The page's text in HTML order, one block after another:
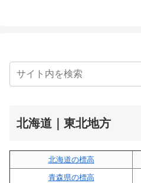
北海道｜東北地方
北海道の標高
青森県の標高